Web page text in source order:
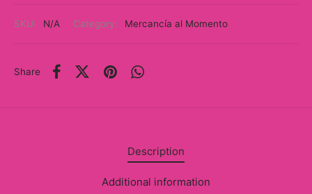
SKU: N/A Category: Mercancía al Momento
Share
Description
Additional information